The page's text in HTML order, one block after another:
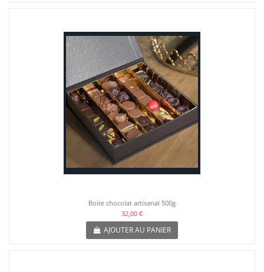
Boite chocolat artisanal 500g
32,00 €
AJOUTER AU PANIER